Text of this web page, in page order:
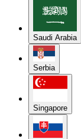
Saudi Arabia
Serbia
Singapore